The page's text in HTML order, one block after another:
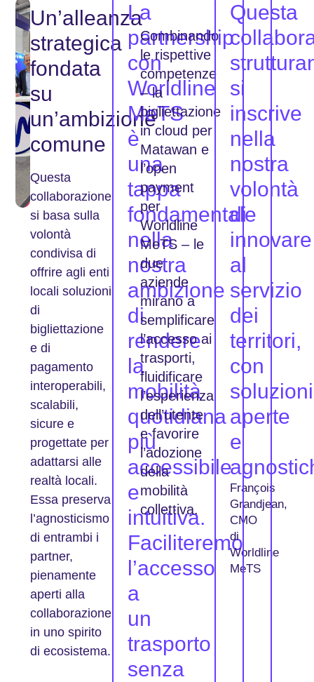
Un’alleanza
strategica
fondata
su
un’ambizione
comune
Questa
collaborazione
si basa sulla
volontà
condivisa di
offrire agli enti
locali soluzioni
di
bigliettazione
e di
pagamento
interoperabili,
scalabili,
sicure e
progettate per
adattarsi alle
realtà locali.
Essa preserva
l’agnosticismo
di entrambi i
partner,
pienamente
aperti alla
collaborazione
in uno spirito
di ecosistema.
La
partnership
con
Worldline
MeTS
è
una
tappa
fondamentale
nella
nostra
ambizione
di
rendere
la
mobilità
quotidiana
più
accessibile
e
intuitiva.
Faciliteremo
l’accesso
a
un
trasporto
senza
Combinando
le rispettive
competenze
– la
bigliettazione
in cloud per
Matawan e
l’open
payment
per
Worldline
MeTS – le
due
aziende
mirano a
semplificare
l’accesso ai
trasporti,
fluidificare
l’esperienza
dell’utente
e favorire
l’adozione
della
mobilità
collettiva.
Questa
si
inscrive
nella
nostra
volontà
di
innovare
al
servizio
dei
territori,
con
soluzioni
aperte
e
François
Grandjean,
CMO
di
Worldline
MeTS